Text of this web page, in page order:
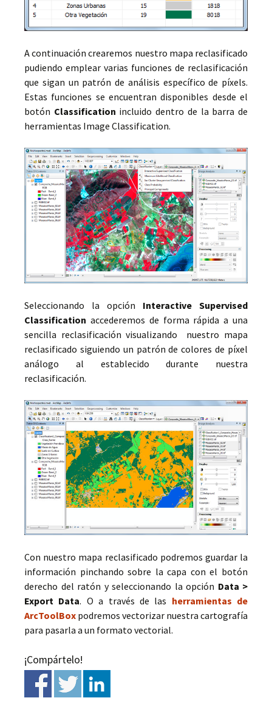
A continuación crearemos nuestro mapa reclasificado
pudiendo emplear varias funciones de reclasificación
que sigan un patrón de análisis específico de píxels.
Estas funciones se encuentran disponibles desde el
botón Classification incluido dentro de la barra de
herramientas Image Classification.
Seleccionando la opción Interactive Supervised
Classification accederemos de forma rápida a una
sencilla reclasificación visualizando nuestro mapa
reclasificado siguiendo un patrón de colores de píxel
análogo al establecido durante nuestra
reclasificación.
Con nuestro mapa reclasificado podremos guardar la
información pinchando sobre la capa con el botón
derecho del ratón y seleccionando la opción Data >
Export Data. O a través de las herramientas de
ArcToolBox podremos vectorizar nuestra cartografía
para pasarla a un formato vectorial.
¡Compártelo!